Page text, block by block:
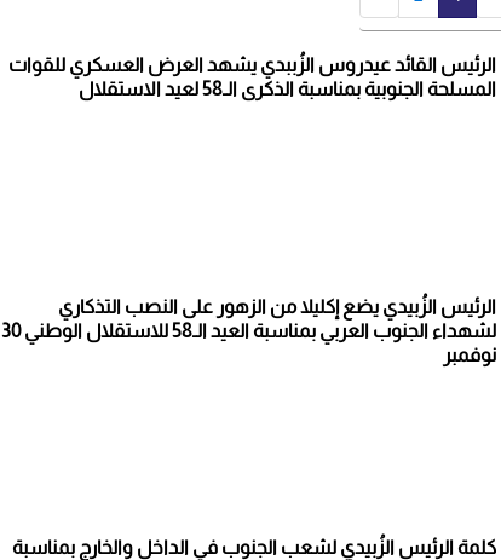
الرئيس القائد عيدروس الزُببدي يشهد العرض العسكري للقوات
المسلحة الجنوبية بمناسبة الذكرى الـ58 لعيد الاستقلال
الرئيس الزُبيدي يضع إكليلا من الزهور على النصب التذكاري
لشهداء الجنوب العربي بمناسبة العيد الـ58 للاستقلال الوطني 30
نوفمبر
كلمة الرئيس الزُبيدي لشعب الجنوب في الداخل والخارج بمناسبة